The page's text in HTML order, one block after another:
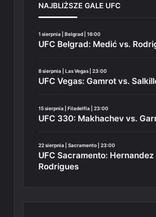
NAJBLIŻSZE GALE UFC
1 sierpnia | Belgrad | 16:00
UFC Belgrad: Medić vs.
8 sierpnia | Las Vegas | 23:00
UFC Vegas: Gamrot vs.
15 sierpnia | Filadelfia | 23:00
UFC 330: Makhachev vs.
22 sierpnia | Sacramento | 23:00
UFC Sacramento: Hernandez
Rodrigues